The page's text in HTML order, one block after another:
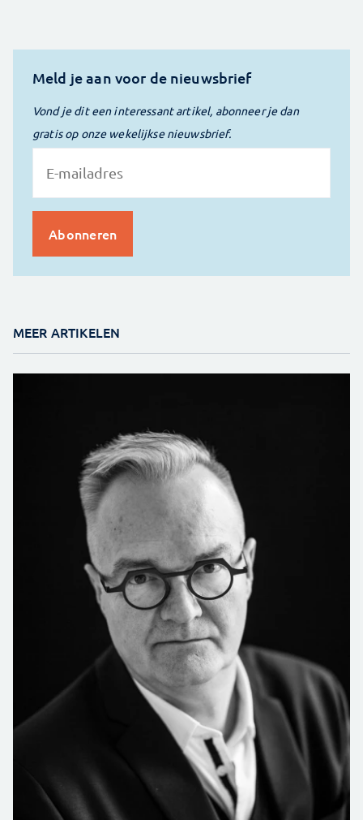
Meld je aan voor de nieuwsbrief
Vond je dit een interessant artikel, abonneer je dan
gratis op onze wekelijkse nieuwsbrief.
MEER ARTIKELEN